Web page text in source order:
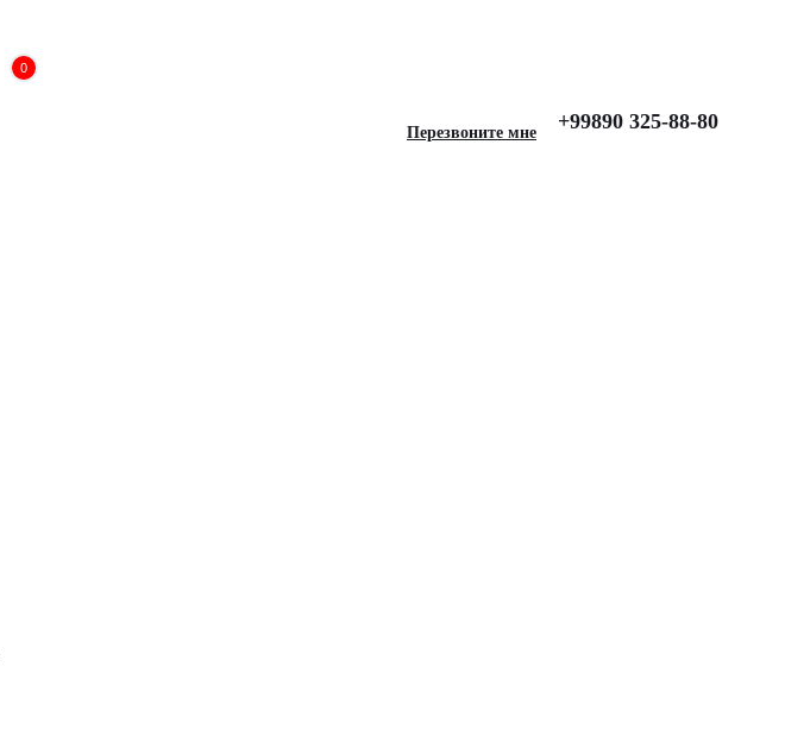
0
+99890 325-88-80
Перезвоните мне